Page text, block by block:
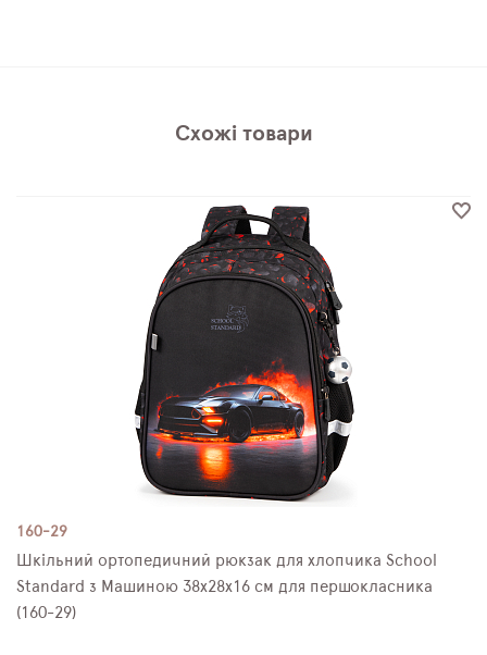
Схожі товари
160-29
Шкільний ортопедичний рюкзак для хлопчика School
Standard з Машиною 38х28х16 см для першокласника
(160-29)